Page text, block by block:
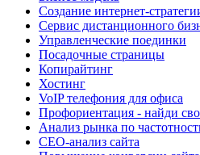
Создание интернет-
Сервис дистанционного
Управленческие поединки
Посадочные страницы
Копирайтинг
Хостинг
VoIP телефония для офиса
Профориентация - найди
Анализ рынка по
СЕО-анализ сайта